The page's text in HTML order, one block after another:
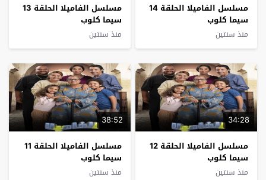
مسلسل الفاميلا الحلقة 14
سيما كلوب
منذ سنتين
مسلسل الفاميلا الحلقة 13
سيما كلوب
منذ سنتين
34:28
مسلسل الفاميلا الحلقة 12
سيما كلوب
منذ سنتين
38:52
مسلسل الفاميلا الحلقة 11
سيما كلوب
منذ سنتين